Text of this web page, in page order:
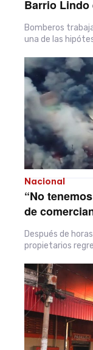
Barrio Lindo
Bomberos
una de las
Nacional
“No
de
Después de
propietarios